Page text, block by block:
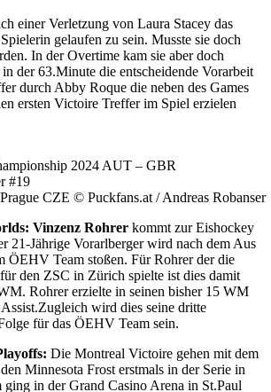
einer Verletzung von Laura Stacey das
gelaufen zu sein. Musste sie doch
In der Overtime kam sie aber doch
der 63.Minute die entscheidende Vorarbeit
durch Abby Roque die neben des Games
ersten Victoire Treffer im Spiel erzielen
2024 AUT – GBR
#19
CZE © Puckfans.at / Andreas Robanser
Vinzenz Rohrer kommt zur Eishockey
21-Jährige Vorarlberger wird nach dem Aus
ÖEHV Team stoßen. Für Rohrer der die
den ZSC in Zürich spielte ist dies damit
Rohrer erzielte in seinen bisher 15 WM
wird dies seine dritte
für das ÖEHV Team sein.
Die Montreal Victoire gehen mit dem
Minnesota Frost erstmals in der Serie in
in der Grand Casino Arena in St.Paul